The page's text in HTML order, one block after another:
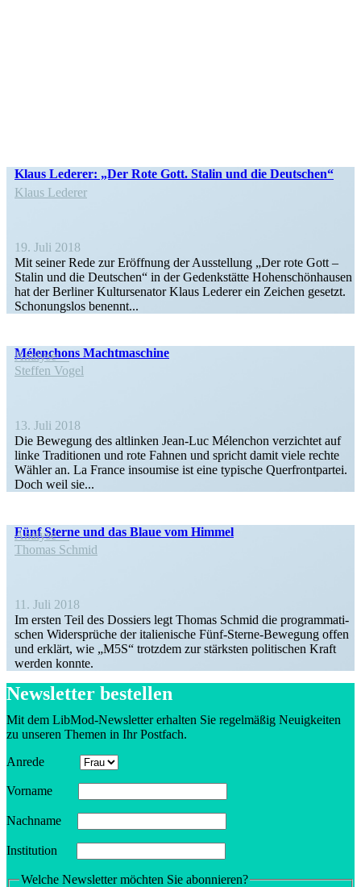
Klaus Lederer: „Der Rote Gott. Stalin und die Deutschen“
Klaus Lederer
19. Juli 2018
Mit seiner Rede zur Eröffnung der Ausstellung „Der rote Gott –
Stalin und die Deutschen“ in der Gedenk­stätte Hohen­schön­hausen
hat der Berliner Kultur­se­nator Klaus Lederer ein Zeichen gesetzt.
Schonungslos benennt...
Mélen­chons Machtmaschine
Analyse
Steffen Vogel
13. Juli 2018
Die Bewegung des altlinken Jean-Luc Mélenchon verzichtet auf
linke Tradi­tionen und rote Fahnen und spricht damit viele rechte
Wähler an. La France insoumise ist eine typische Querfront­partei.
Doch weil sie...
Fünf Sterne und das Blaue vom Himmel
Analyse
Thomas Schmid
11. Juli 2018
Im ersten Teil des Dossiers legt Thomas Schmid die program­ma­ti­
schen Wider­sprüche der italie­nische Fünf-Sterne-Bewegung offen
und erklärt, wie „M5S“ trotzdem zur stärksten politi­schen Kraft
werden konnte.
Newsletter bestellen
Mit dem LibMod-Newsletter erhalten Sie regel­mäßig Neuig­keiten
zu unseren Themen in Ihr Postfach.
Anrede
Vorname
Nachname
Insti­tution
Welche Newsletter möchten Sie abonnieren?